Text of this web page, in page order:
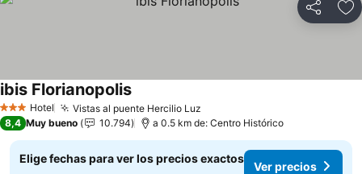
Compartir
3 Estrellas
Hotel Vistas al puente Hercilio Luz
ibis FlorianopolisVer precios
8,4 Muy bueno 10.794 a 0.5 km de: Centro Histórico
Elige fechas para ver los precios exactos
Ver precios